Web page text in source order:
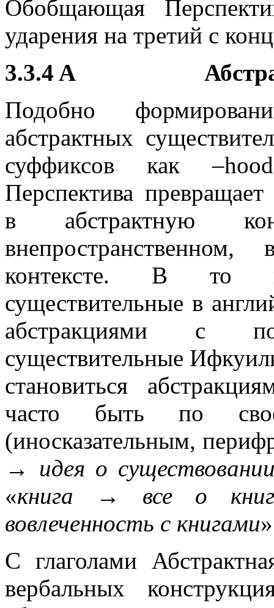
Обобщающая
ударения на третий с
3.3.4 A
Подобно
абстрактных
суффиксов как
Перспектива
в абстрактную
внепространственном,
контексте. В то
существительные в
абстракциями с
существительные
становиться
часто быть по
(иносказательным,
→ идея о
«книга →
все о
вовлеченность с книгами
С глаголами
вербальных